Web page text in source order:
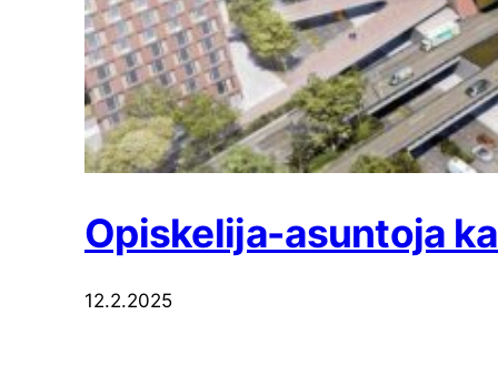
Opiskelija-asuntoja
12.2.2025